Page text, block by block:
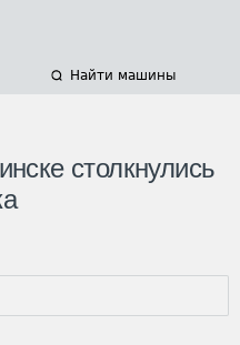
Найти машины
столкнулись